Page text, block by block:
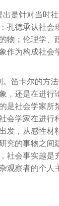
是针对当时
孔德承认社
物；伦理学
作为构成社
笛卡尔的方
，还是在进
是社会学家
会学家在进
发，从感性
究的事物之
社会事实越
观察者的个